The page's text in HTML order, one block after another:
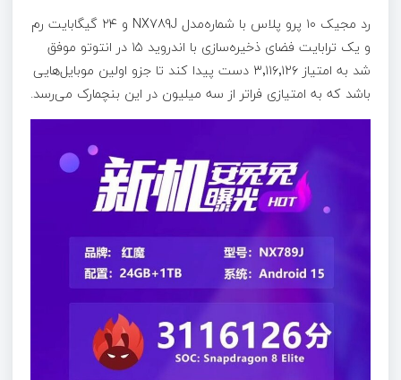
رد مجیک ۱۰ پرو پلاس با شماره‌مدل NX789J و ۲۴ گیگابایت رم
و یک ترابایت فضای ذخیره‌سازی با اندروید ۱۵ در انتوتو موفق
شد به امتیاز ۳٬۱۱۶٬۱۲۶ دست پیدا کند تا جزو اولین موبایل‌هایی
باشد که به امتیازی فراتر از سه میلیون در این بنچمارک می‌رسد.